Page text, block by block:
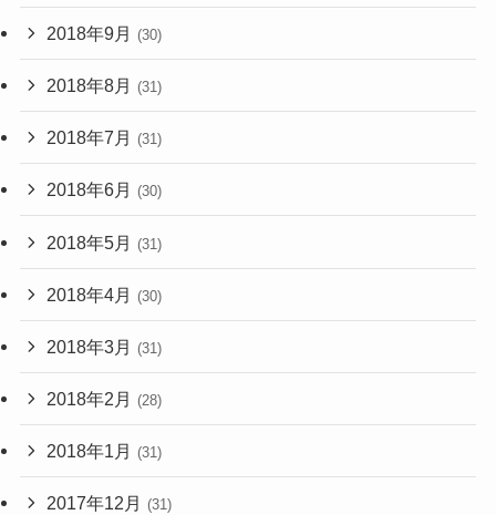
2018年9月 (30)
2018年8月 (31)
2018年7月 (31)
2018年6月 (30)
2018年5月 (31)
2018年4月 (30)
2018年3月 (31)
2018年2月 (28)
2018年1月 (31)
2017年12月 (31)